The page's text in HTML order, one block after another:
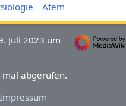
Atem
Juli 2023 um
mal abgerufen.
Impressum